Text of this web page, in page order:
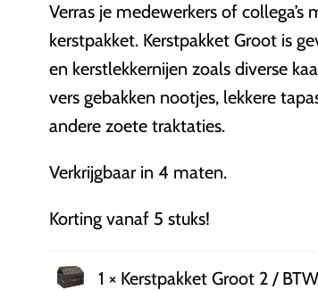
Verras je medewerkers of
kerstpakket. Kerstpakket Groot is
en kerstlekkernijen zoals diverse
vers gebakken nootjes, lekkere
andere zoete traktaties.
Verkrijgbaar in 4 maten.
Korting vanaf 5 stuks!
1 × Kerstpakket Groot 2 /